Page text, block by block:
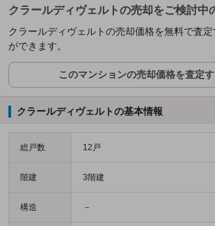
クラールディヴェルトの売却をご検討中
クラールディヴェルトの売却価格を無料で査定
ができます。
このマンションの売却価格を査定す
クラールディヴェルトの基本情報
総戸数 12戸
階建 3階建
構造 －